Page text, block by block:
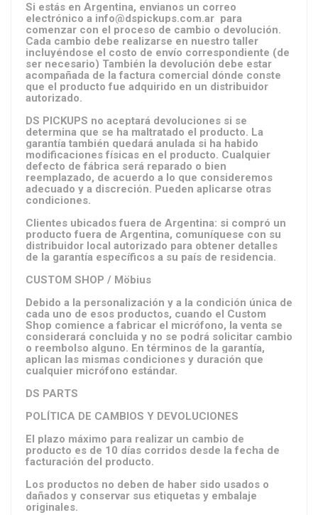
Si estás en Argentina, envianos un correo
electrónico a info@dspickups.com.ar para
comenzar con el proceso de cambio o devolución.
Cada cambio debe realizarse en nuestro taller
incluyéndose el costo de envío correspondiente (de
ser necesario) También la devolución debe estar
acompañada de la factura comercial dónde conste
que el producto fue adquirido en un distribuidor
autorizado.
DS PICKUPS no aceptará devoluciones si se
determina que se ha maltratado el producto. La
garantía también quedará anulada si ha habido
modificaciones físicas en el producto. Cualquier
defecto de fábrica será reparado o bien
reemplazado, de acuerdo a lo que consideremos
adecuado y a discreción. Pueden aplicarse otras
condiciones.
Clientes ubicados fuera de Argentina: si compró un
producto fuera de Argentina, comuníquese con su
distribuidor local autorizado para obtener detalles
de la garantía específicos a su país de residencia.
CUSTOM SHOP / Möbius
Debido a la personalización y a la condición única de
cada uno de esos productos, cuando el Custom
Shop comience a fabricar el micrófono, la venta se
considerará concluida y no se podrá solicitar cambio
o reembolso alguno. En términos de la garantía,
aplican las mismas condiciones y duración que
cualquier micrófono estándar.
DS PARTS
POLÍTICA DE CAMBIOS Y DEVOLUCIONES
El plazo máximo para realizar un cambio de
producto es de 10 días corridos desde la fecha de
facturación del producto.
Los productos no deben de haber sido usados o
dañados y conservar sus etiquetas y embalaje
originales.